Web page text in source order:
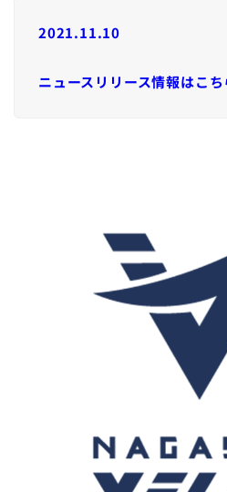
2021.11.10
ニュースリリース情報はこち